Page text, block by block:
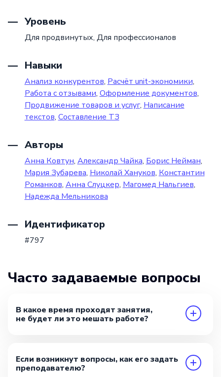
Уровень
Для продвинутых, Для профессионалов
Навыки
Анализ конкурентов, Расчёт unit-экономики,
Работа с отзывами, Оформление документов,
Продвижение товаров и услуг, Написание
текстов, Составление ТЗ
Авторы
Анна Ковтун, Александр Чайка, Борис Нейман,
Мария Зубарева, Николай Хануков, Константин
Романков, Анна Слуцкер, Магомед Нальгиев,
Надежда Мельникова
Идентификатор
#797
Часто задаваемые вопросы
В какое время проходят занятия,
не будет ли это мешать работе?
Если возникнут вопросы, как его задать
преподавателю?